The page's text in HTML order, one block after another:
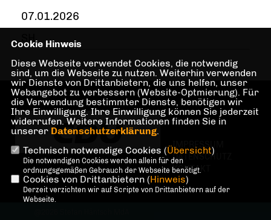
07.01.2026
SH
IMPRESSUM
DATENSCHUTZ
KONTAKT
Cookie Hinweis
Diese Webseite verwendet Cookies, die notwendig
sind, um die Webseite zu nutzen. Weiterhin verwenden
wir Dienste von Drittanbietern, die uns helfen, unser
Webangebot zu verbessern (Website-Optmierung). Für
die Verwendung bestimmter Dienste, benötigen wir
Ihre Einwilligung. Ihre Einwilligung können Sie jederzeit
widerrufen. Weitere Informationen finden Sie in
unserer Datenschutzerklärung.
Technisch notwendige Cookies (Übersicht)
Die notwendigen Cookies werden allein für den
ordnungsgemäßen Gebrauch der Webseite benötigt.
Cookies von Drittanbietern (Hinweis)
Derzeit verzichten wir auf Scripte von Drittanbietern auf der
Webseite.